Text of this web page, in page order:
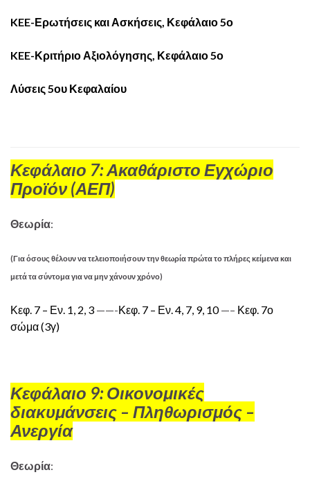
KEE-Ερωτήσεις και Ασκήσεις, Κεφάλαιο 5ο
KEE-Κριτήριο Αξιολόγησης, Κεφάλαιο 5ο
Λύσεις 5ου Κεφαλαίου
Κεφάλαιο 7: Ακαθάριστο Εγχώριο
Προϊόν (ΑΕΠ)
Θεωρία:
(Για όσους θέλουν να τελειοποιήσουν την θεωρία πρώτα το πλήρες κείμενα και
μετά τα σύντομα για να μην χάνουν χρόνο)
Κεφ. 7 – Εν. 1, 2, 3 ——-Κεφ. 7 – Εν. 4, 7, 9, 10—– Κεφ. 7ο
σώμα (3γ)
Κεφάλαιο 9: Οικονομικές
διακυμάνσεις – Πληθωρισμός –
Ανεργία
Θεωρία: